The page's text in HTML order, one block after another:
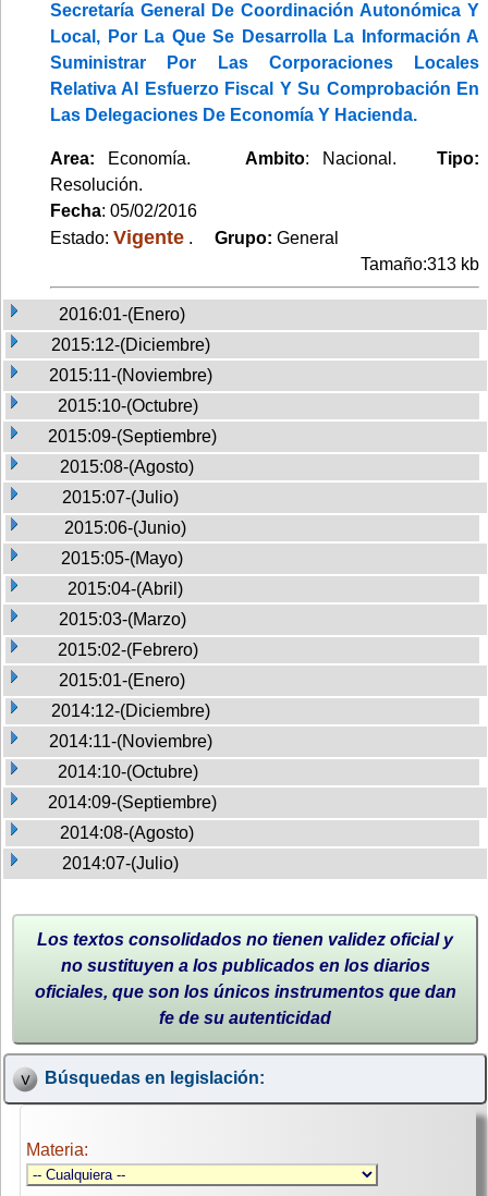
Secretaría General De Coordinación Autonómica Y
Local, Por La Que Se Desarrolla La Información A
Suministrar Por Las Corporaciones Locales
Relativa Al Esfuerzo Fiscal Y Su Comprobación En
Las Delegaciones De Economía Y Hacienda.
Area: Economía. Ambito: Nacional.Tipo:
Resolución.
Fecha: 05/02/2016
Estado: Vigente . Grupo: General
Tamaño:313 kb
2016:01-(Enero)
2015:12-(Diciembre)
2015:11-(Noviembre)
2015:10-(Octubre)
2015:09-(Septiembre)
2015:08-(Agosto)
2015:07-(Julio)
2015:06-(Junio)
2015:05-(Mayo)
2015:04-(Abril)
2015:03-(Marzo)
2015:02-(Febrero)
2015:01-(Enero)
2014:12-(Diciembre)
2014:11-(Noviembre)
2014:10-(Octubre)
2014:09-(Septiembre)
2014:08-(Agosto)
2014:07-(Julio)
Los textos consolidados no tienen validez oficial y
no sustituyen a los publicados en los diarios
oficiales, que son los únicos instrumentos que dan
fe de su autenticidad
Búsquedas en legislación:
Materia: